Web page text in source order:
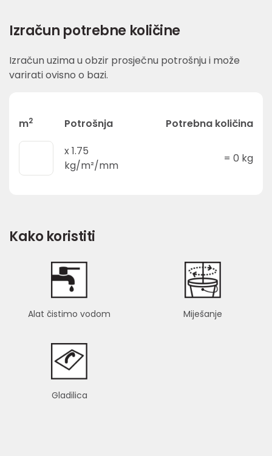
Izračun potrebne količine
Izračun uzima u obzir prosječnu potrošnju i može
varirati ovisno o bazi.
m2 Potrošnja
Potrebna količina
x1.75
kg/m²/mm
= 0 kg
Kako koristiti
Alat čistimo vodom Miješanje
Gladilica